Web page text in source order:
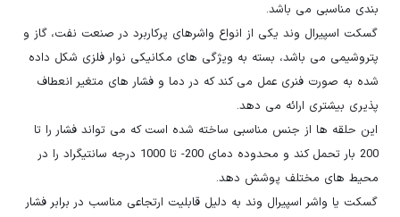
بندی مناسبی می باشد.
گسکت اسپیرال وند یکی از انواع واشرهای پرکاربرد در صنعت نفت، گاز و
پتروشیمی می باشد، بسته به ویژگی های مکانیکی نوار فلزی شکل داده
شده به صورت فنری عمل می کند که در دما و فشار های متغیر انعطاف
پذیری بیشتری ارائه می دهد.
این حلقه ها از جنس مناسبی ساخته شده است که می تواند فشار را تا
200 بار تحمل کند و محدوده دمای 200- تا 1000 درجه سانتیگراد را در
محیط های مختلف پوشش دهد.
گسکت یا واشر اسپیرال وند به دلیل قابلیت ارتجاعی مناسب در برابر فشار